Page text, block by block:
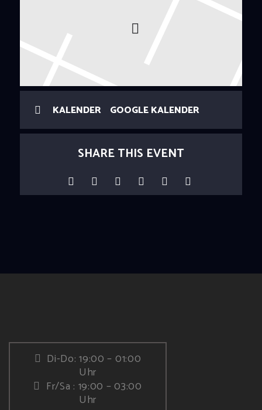
KALENDER GOOGLE KALENDER
SHARE THIS EVENT
Di-Do: 19:00 – 01:00
Uhr
Fr/Sa : 19:00 – 03:00
Uhr